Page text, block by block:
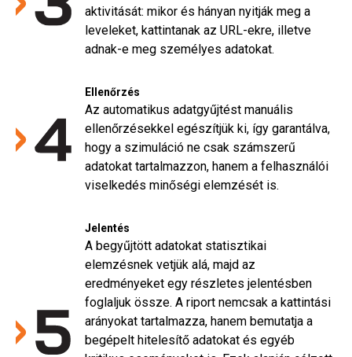
aktivitását: mikor és hányan nyitják meg a
leveleket, kattintanak az URL-ekre, illetve
adnak-e meg személyes adatokat.
Ellenőrzés
Az automatikus adatgyűjtést manuális
ellenőrzésekkel egészítjük ki, így garantálva,
hogy a szimuláció ne csak számszerű
adatokat tartalmazzon, hanem a felhasználói
viselkedés minőségi elemzését is.
Jelentés
A begyűjtött adatokat statisztikai
elemzésnek vetjük alá, majd az
eredményeket egy részletes jelentésben
foglaljuk össze. A riport nemcsak a kattintási
arányokat tartalmazza, hanem bemutatja a
begépelt hitelesítő adatokat és egyéb